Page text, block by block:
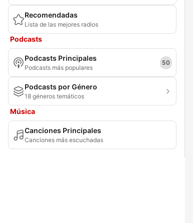
Recomendadas
Lista de las mejores radios
Podcasts
Podcasts Principales
Podcasts más populares
50
Podcasts por Género
18 géneros temáticos
Música
Canciones Principales
Canciones más escuchadas